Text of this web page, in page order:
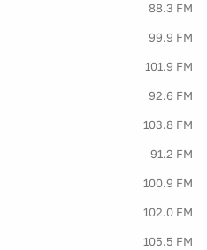
88.3 FM
99.9 FM
101.9 FM
92.6 FM
103.8 FM
91.2 FM
100.9 FM
102.0 FM
105.5 FM